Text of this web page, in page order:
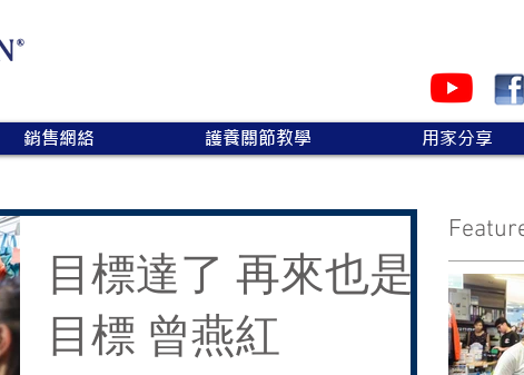
銷售網絡 護養關節教學 用家分享
目標達了 再來也是
目標 曾燕紅